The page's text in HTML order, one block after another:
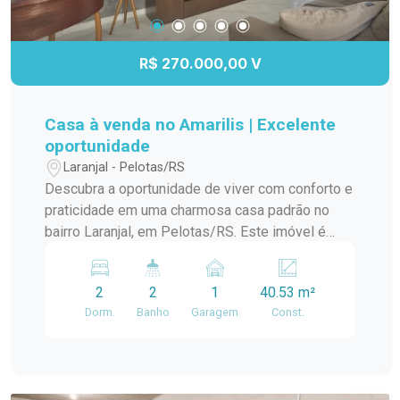
R$ 270.000,00 V
Casa à venda no Amarilis | Excelente
oportunidade
Laranjal - Pelotas/RS
Descubra a oportunidade de viver com conforto e
praticidade em uma charmosa casa padrão no
bairro Laranjal, em Pelotas/RS. Este imóvel é
bem localizado. A casa conta com amplos
ambientes, proporcionando uma ótima circulação
e iluminação natural. A sala de estar é perfeita
2
Dorm.
2
Banho
1
Garagem
40.53 m²
Const.